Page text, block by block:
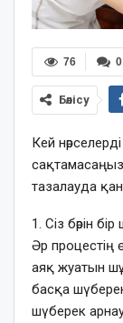
0
76
Бөлісу
Кей
тазалауда
1. Сіз бәрін
Әр
аяқ жуатын
басқа
шүберек